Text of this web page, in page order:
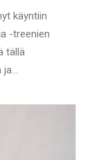
käyntiin
-treenien
tällä
ja…